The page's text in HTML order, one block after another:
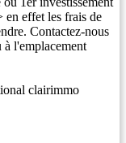
en effet les frais de
Contactez-nous
à l'emplacement
clairimmo